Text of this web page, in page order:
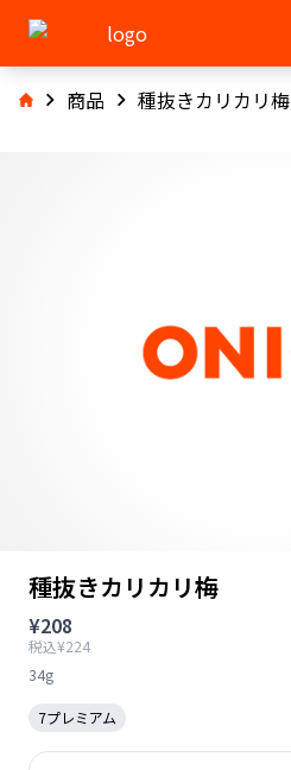
商品 種抜きカリカリ梅
種抜きカリカリ梅
¥208
税込¥224
34g
7プレミアム